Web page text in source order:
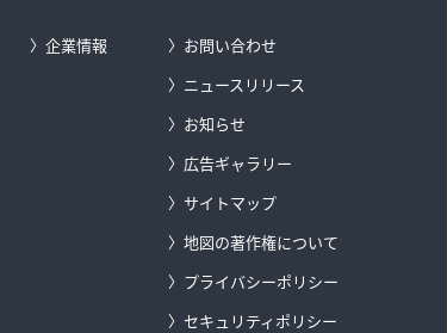
企業情報
お問い合わせ
ニュースリリース
お知らせ
広告ギャラリー
サイトマップ
地図の著作権について
プライバシーポリシー
セキュリティポリシー